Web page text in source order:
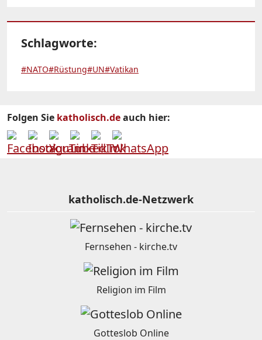
Schlagworte:
#NATO#Rüstung#UN#Vatikan
Folgen Sie katholisch.deauch hier:
katholisch.de-Netzwerk
Fernsehen - kirche.tv
Religion im Film
Gotteslob Online